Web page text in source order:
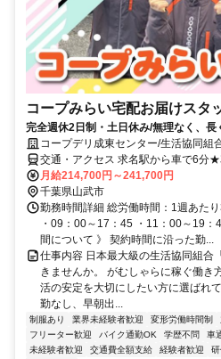
コープみらい宅配お届けスタ
完全週休2日制・土日休み/無理なく、長
コープデリ成東センター/生活協同組
交通・アクセス 求名駅から車で6分
配属先は、入職時期や各センターの
考慮した上で、募集場所を含む通勤
ます。
月給214,700円～241,700円
千葉県山武市
勤務時間詳細 総労働時間：1週あた
・09：00～17：45 ・11：00～19
間について 》 契約時間に沿った勤...
仕事内容 日本最大級の生活協同組合
きませんか。 がむしゃらに稼ぐ働き
活の安定を大切にしたい方に選ばれ
勤なし、早朝出...
制服あり 業界未経験者歓迎 変形労働時間制
フリーター歓迎
バイク通勤OK 学歴不問 車
未経験者歓迎
交通費全額支給 経験者歓迎 研